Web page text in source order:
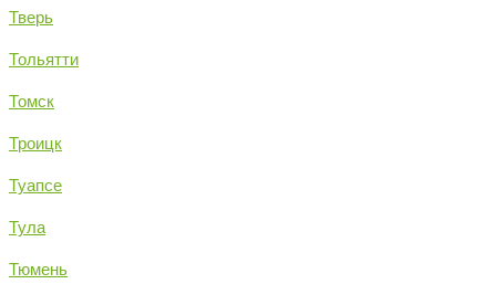
Тверь
Тольятти
Томск
Троицк
Туапсе
Тула
Тюмень